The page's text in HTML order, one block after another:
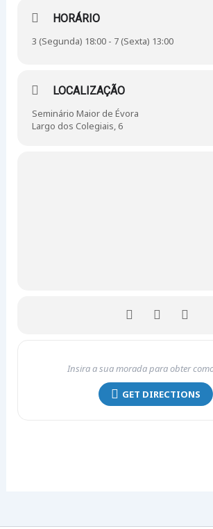
HORÁRIO
3 (Segunda) 18:00 - 7 (Sexta) 13:00
LOCALIZAÇÃO
Seminário Maior de Évora
Largo dos Colegiais, 6
GET DIRECTIONS